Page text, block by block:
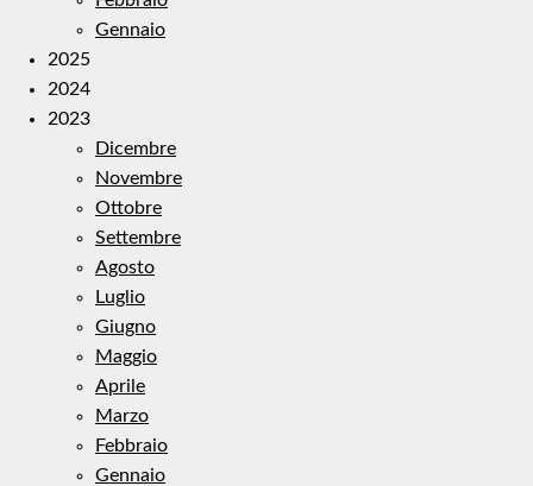
Gennaio
2025
2024
2023
Dicembre
Novembre
Ottobre
Settembre
Agosto
Luglio
Giugno
Maggio
Aprile
Marzo
Febbraio
Gennaio